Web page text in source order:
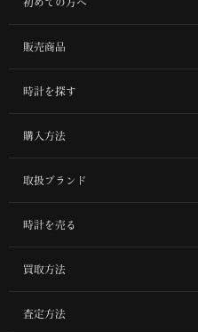
初めての方へ
販売商品
時計を探す
購入方法
取扱ブランド
時計を売る
買取方法
査定方法